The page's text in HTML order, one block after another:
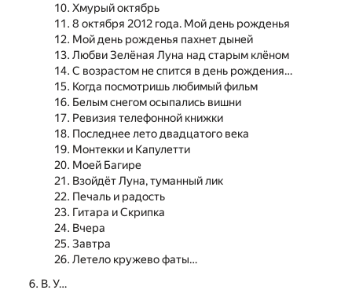
Хмурый октябрь
8 октября 2012 года. Мой день рожденья
Мой день рожденья пахнет дыней
Любви Зелёная Луна над старым клёном
С возрастом не спится в день рождения…
Когда посмотришь любимый фильм
Белым снегом осыпались вишни
Ревизия телефонной книжки
Последнее лето двадцатого века
Монтекки и Капулетти
Моей Багире
Взойдёт Луна, туманный лик
Печаль и радость
Гитара и Скрипка
Вчера
Завтра
Летело кружево фаты…
В. У…